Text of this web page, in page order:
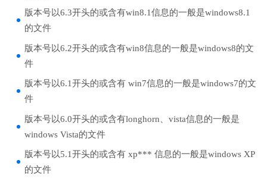
版本号以6.3开头的或含有win8.1信息的一般是windows8.1
的文件
版本号以6.2开头的或含有win8信息的一般是windows8的文
件
版本号以6.1开头的或含有 win7信息的一般是windows7的文
件
版本号以6.0开头的或含有longhorn、vista信息的一般是
windows Vista的文件
版本号以5.1开头的或含有 xp*** 信息的一般是windows XP
的文件